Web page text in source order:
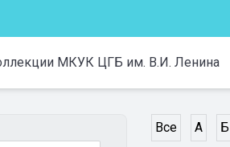
МКУК ЦГБ им. В.И. Ленина
Все А Б